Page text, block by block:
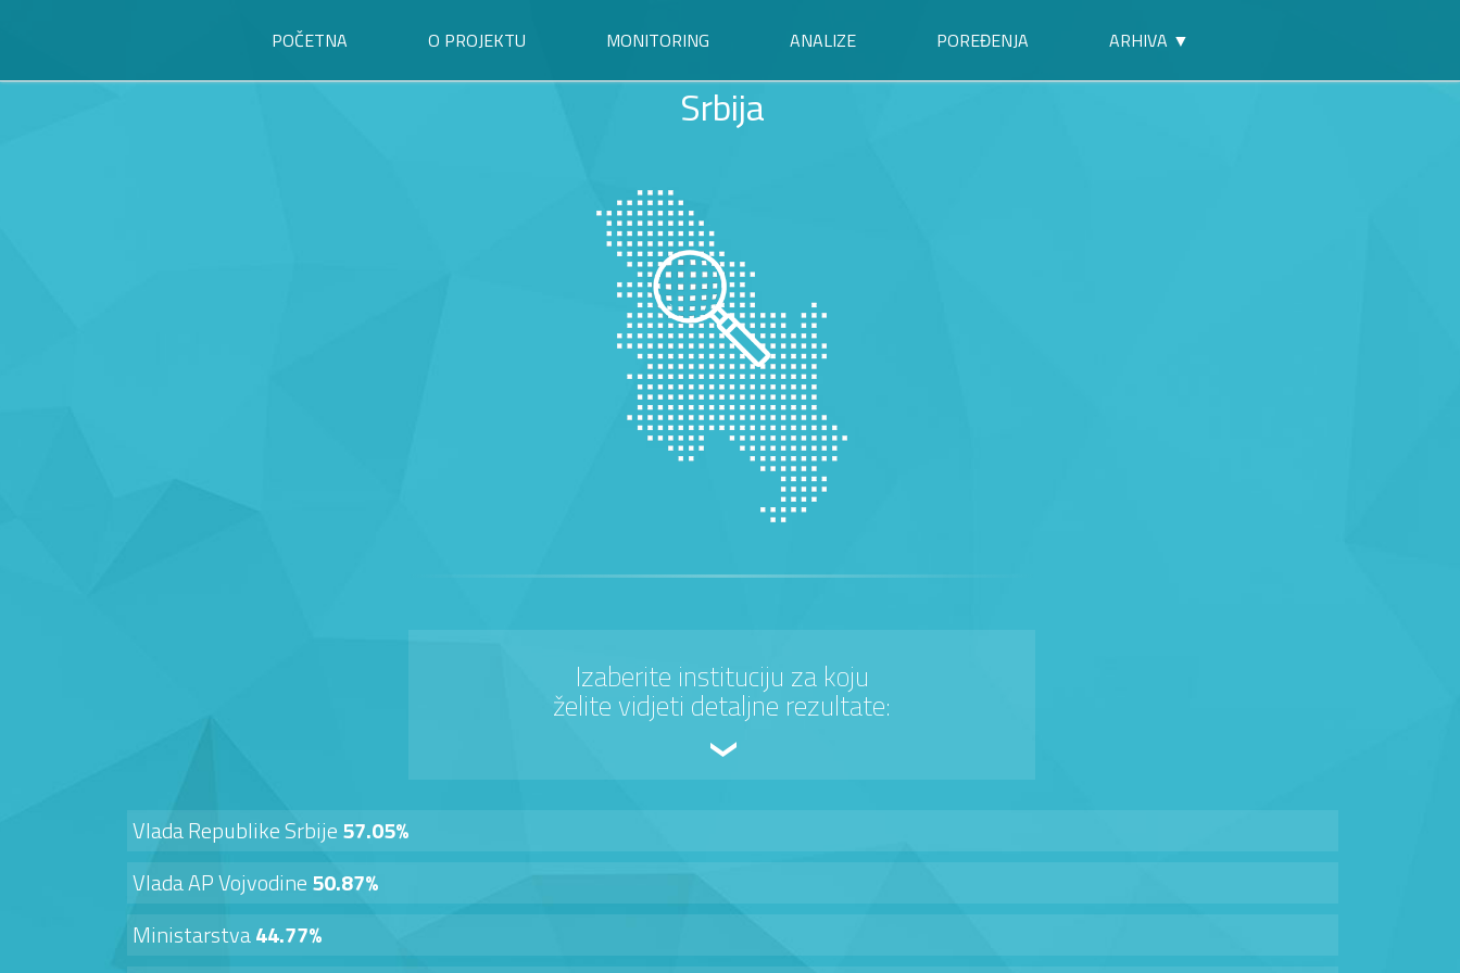
POČETNA O PROJEKTU MONITORING ANALIZE POREĐENJA ARHIVA ▼
Srbija
Izaberite instituciju za koju
želite vidjeti detaljne rezultate:
Vlada Republike Srbije57.05%
Vlada AP Vojvodine50.87%
Ministarstva44.77%